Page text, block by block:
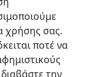
χρήσης σας.
ποτέ να
την
of Pennsylvania
Απορρήτου